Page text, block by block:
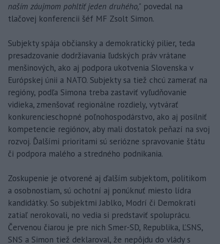
naším záujmom pohltiť jeden druhého," povedal na
tlačovej konferencii šéf MF Zsolt Simon.
Subjekty spája občiansky a demokratický pilier, teda
presadzovanie dodržiavania ľudských práv vrátane
menšinových, ako aj podpora ukotvenia Slovenska v
Európskej únii a NATO. Subjekty sa tiež chcú zamerať na
regióny, podľa Simona treba zastaviť vyľudňovanie
vidieka, zmenšovať regionálne rozdiely, vytvárať
konkurencieschopné poľnohospodárstvo, ako aj posilniť
kompetencie regiónov, aby mali dostatok peňazí na svoj
rozvoj. Ďalšími prioritami sú seriózne spravovanie štátu
či podpora malého a stredného podnikania.
Zoskupenie je otvorené aj ďalším subjektom, politikom
a osobnostiam, sú ochotní aj ponúknuť miesto lídra
kandidátky. So subjektmi Jablko, Modrí či Demokrati
zatiaľ nerokovali, no vedia si predstaviť spoluprácu.
Červenou čiarou je pre nich Smer-SD, Republika, ĽSNS,
SNS a Simon tiež deklaroval, že nepôjdu do vlády s